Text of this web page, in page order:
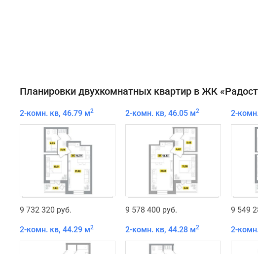
Планировки двухкомнатных квартир в ЖК
2-комн. кв, 46.79 м2
9 732 320 руб.
2-комн. кв, 46.05 м2
9 578 400 руб.
2-
9 549
2-комн. кв, 44.29 м2 2-комн. кв, 44.28 м2 2-